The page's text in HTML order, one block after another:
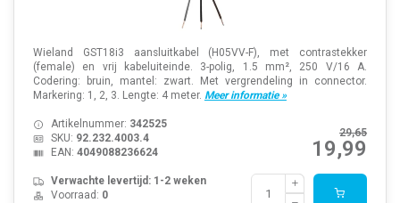
Wieland GST18i3 aansluitkabel (H05VV-F), met contrastekker
(female) en vrij kabeluiteinde. 3-polig, 1.5 mm², 250 V/16 A.
Codering: bruin, mantel: zwart. Met vergrendeling in connector.
Markering: 1, 2, 3. Lengte: 4 meter. Meer informatie »
29,65
19,99
Artikelnummer: 342525
SKU: 92.232.4003.4
EAN: 4049088236624
Verwachte levertijd: 1-2 weken
Voorraad: 0